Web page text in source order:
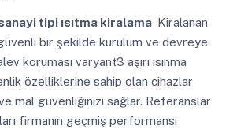
tipi ısıtma kiralama Kiralanan
güvenli bir şekilde kurulum ve devreye
koruması varyant3 aşırı ısınma
özelliklerine sahip olan cihazlar
mal güvenliğinizi sağlar. Referanslar
firmanın geçmiş performansı